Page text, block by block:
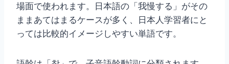
場面で使われます。日本語の「我慢する」がその
ままあてはまるケースが多く、日本人学習者にと
っては比較的イメージしやすい単語です。